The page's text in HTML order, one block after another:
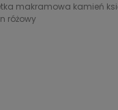
makramowa kamień
różowy